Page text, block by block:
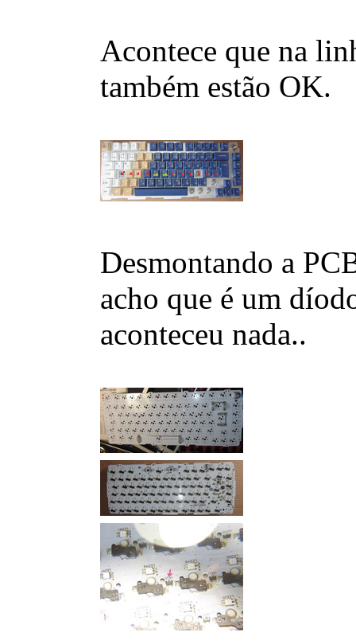
Acontece que na
também estão OK.
Desmontando a
acho que é um
aconteceu nada..